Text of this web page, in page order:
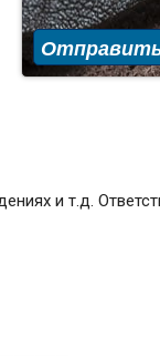
Отправить
и т.д.